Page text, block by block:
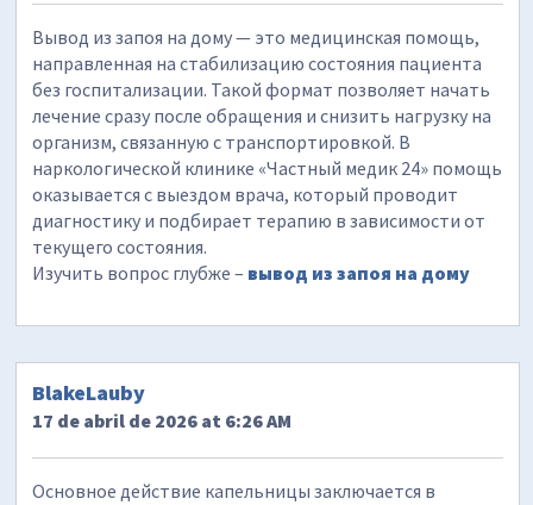
Вывод из запоя на дому — это медицинская помощь,
направленная на стабилизацию состояния пациента
без госпитализации. Такой формат позволяет начать
лечение сразу после обращения и снизить нагрузку на
организм, связанную с транспортировкой. В
наркологической клинике «Частный медик 24» помощь
оказывается с выездом врача, который проводит
диагностику и подбирает терапию в зависимости от
текущего состояния.
Изучить вопрос глубже – вывод из запоя на дому
BlakeLauby
17 de abril de 2026 at 6:26 AM
Основное действие капельницы заключается в